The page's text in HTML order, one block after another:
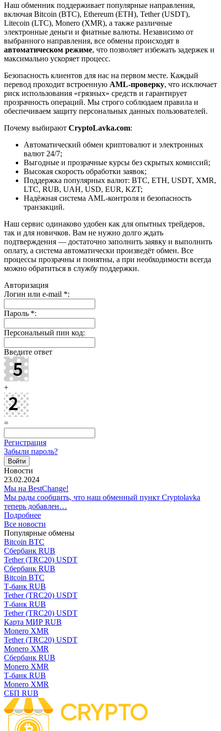
Наш обменник поддерживает популярные направления,
включая Bitcoin (BTC), Ethereum (ETH), Tether (USDT),
Litecoin (LTC), Monero (XMR), а также различные
электронные деньги и фиатные валюты. Независимо от
выбранного направления, все обмены происходят в
автоматическом режиме, что позволяет избежать задержек и
максимально ускоряет процесс.
Безопасность клиентов для нас на первом месте. Каждый
перевод проходит встроенную AML-проверку, что исключает
риск использования «грязных» средств и гарантирует
прозрачность операций. Мы строго соблюдаем правила и
обеспечиваем защиту персональных данных пользователей.
Почему выбирают CryptoLavka.com:
Автоматический обмен криптовалют и электронных
валют 24/7;
Выгодные и прозрачные курсы без скрытых комиссий;
Высокая скорость обработки заявок;
Поддержка популярных валют: BTC, ETH, USDT, XMR,
LTC, RUB, UAH, USD, EUR, KZT;
Надёжная система AML-контроля и безопасность
транзакций.
Наш сервис одинаково удобен как для опытных трейдеров,
так и для новичков. Вам не нужно долго ждать
подтверждения — достаточно заполнить заявку и выполнить
оплату, а система автоматически произведёт обмен. Все
процессы прозрачны и понятны, а при необходимости всегда
можно обратиться в службу поддержки.
Авторизация
Логин или e-mail *:
Пароль *:
Персональный пин код:
Введите ответ
+
=
Регистрация
Забыли пароль?
Новости
23.02.2024
Мы на BestChange!
Мы рады сообщить, что наш обменный пункт Cryptolavka
теперь добавлен…
Подробнее
Все новости
Популярные обмены
Bitcoin BTC
Сбербанк RUB
Tether (TRC20) USDT
Сбербанк RUB
Bitcoin BTC
Т-банк RUB
Tether (TRC20) USDT
Т-банк RUB
Tether (TRC20) USDT
Карта МИР RUB
Monero XMR
Tether (TRC20) USDT
Monero XMR
Сбербанк RUB
Monero XMR
Т-банк RUB
Monero XMR
СБП RUB